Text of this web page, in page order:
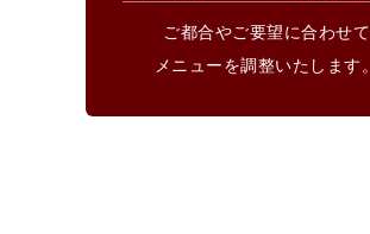
ご都合やご要望に合わせて
メニューを調整いたします。